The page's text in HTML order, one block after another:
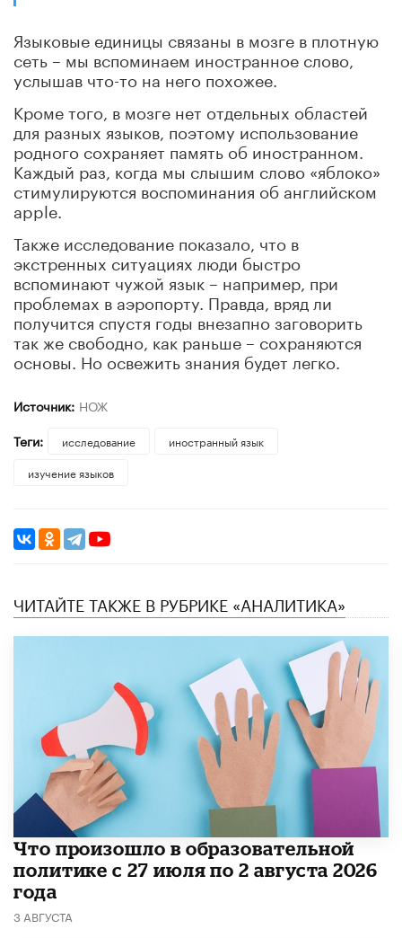
Языковые единицы связаны в мозге в плотную
сеть – мы вспоминаем иностранное слово,
услышав что-то на него похожее.
Кроме того, в мозге нет отдельных областей
для разных языков, поэтому использование
родного сохраняет память об иностранном.
Каждый раз, когда мы слышим слово «яблоко»
стимулируются воспоминания об английском
apple.
Также исследование показало, что в
экстренных ситуациях люди быстро
вспоминают чужой язык – например, при
проблемах в аэропорту. Правда, вряд ли
получится спустя годы внезапно заговорить
так же свободно, как раньше – сохраняются
основы. Но освежить знания будет легко.
Источник: НОЖ
Теги:
исследование
иностранный язык
изучение языков
ЧИТАЙТЕ ТАКЖЕ В РУБРИКЕ «АНАЛИТИКА»
​Что произошло в образовательной
политике с 27 июля по 2 августа 2026
года
3 АВГУСТА